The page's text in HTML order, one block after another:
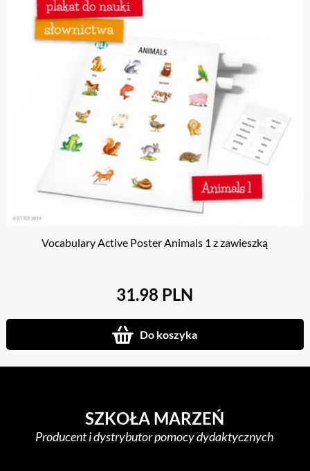
Vocabulary Active Poster Animals 1 z zawieszką
31.98 PLN
Do koszyka
SZKOŁA MARZEŃ
Producent i dystrybutor pomocy dydaktycznych